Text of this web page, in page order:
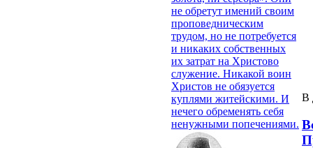
не обретут имений своим
проповедническим
трудом, но не потребуется
и никаких собственных
их затрат на Христово
служение. Никакой воин
Христов не обязуется
куплями житейскими. И
нечего обременять себя
ненужными попечениями.
В